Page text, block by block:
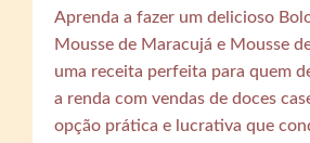
Aprenda a fazer um delicioso
Mousse de Maracujá e Mousse
uma receita perfeita para quem
a renda com vendas de doces
opção prática e lucrativa que